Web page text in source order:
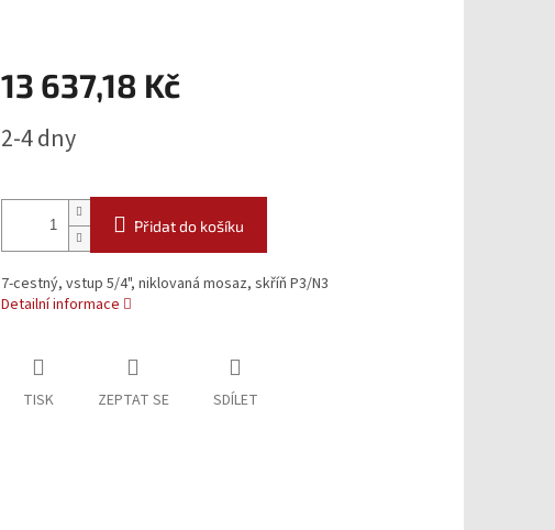
13 637,18 Kč
cena:
2-4 dny
Přidat do košíku
7-cestný, vstup 5/4", niklovaná mosaz, skříň P3/N3
Detailní informace
TISK ZEPTAT SE SDÍLET